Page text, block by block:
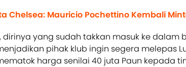
Chelsea: Mauricio Pochettino Kembali
dirinya yang sudah takkan masuk ke dalam
pihak klub ingin segera melepas
harga senilai 40 juta Paun kepada